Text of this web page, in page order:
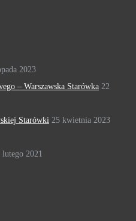
2023
– Warszawska Starówka 22
Starówki 25 kwietnia 2023
lutego 2021